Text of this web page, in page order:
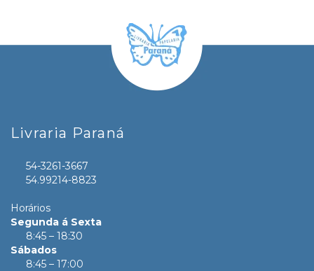
Livraria Paraná
54-3261-3667
54.99214-8823
Horários
Segunda á Sexta
8:45 – 18:30
Sábados
8:45 – 17:00